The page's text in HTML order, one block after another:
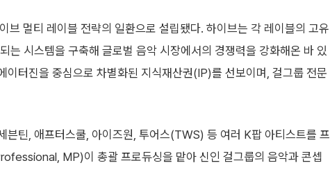
브 멀티 레이블 전략의 일환으로 설립됐다. 하이브는 각 레이블의 고유
는 시스템을 구축해 글로벌 음악 시장에서의 경쟁력을 강화해온 바 있
이터진을 중심으로 차별화된 지식재산권(IP)를 선보이며, 걸그룹 전문
븐틴, 애프터스쿨, 아이즈원, 투어스(TWS) 등 여러 K팝 아티스트를 프
MP)이 총괄 프로듀싱을 맡아 신인 걸그룹의 음악과 콘셉